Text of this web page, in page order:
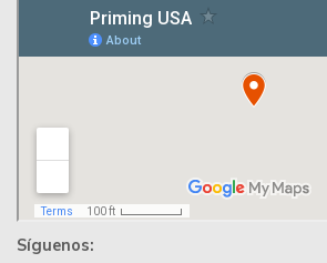
Síguenos: